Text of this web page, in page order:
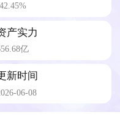
产实力
亿
新时间
06-08